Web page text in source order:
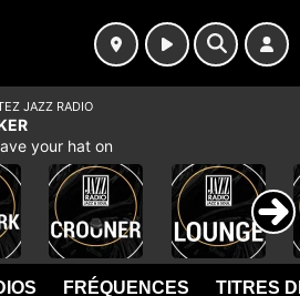
FRÉQUENCES TITRES
JAZZ RADIO
your hat on